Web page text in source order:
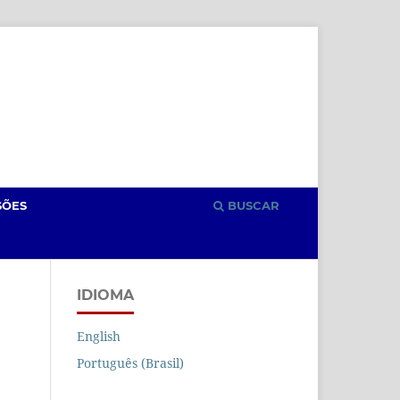
BUSCAR
IDIOMA
English
Português (Brasil)